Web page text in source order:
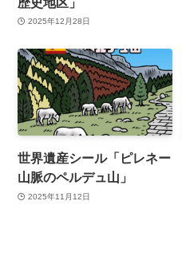
2025年12月28日
世界遺産シール「ピレネー
山脈のペルデュ山」
2025年11月12日